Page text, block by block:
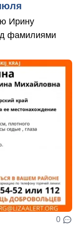
Ирину
фамилиями
0